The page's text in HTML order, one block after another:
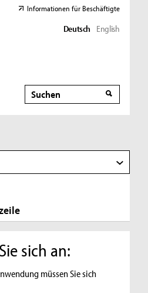
Informationen für Beschäftigte
Deutsch English
Suche
Suche
sich an:
müssen Sie sich